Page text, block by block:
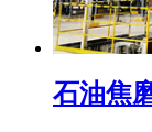
石油焦